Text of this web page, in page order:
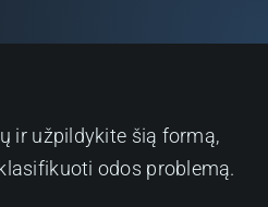
ir užpildykite šią formą,
odos problemą.